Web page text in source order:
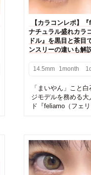
【カラコンレポ】
ナチュラル盛れカラ
ドル』を黒目と茶目
ンスリーの違いも解
14.5mm 1month
「まいやん」こと
ジモデルを務める
ド『feliamo（フェ